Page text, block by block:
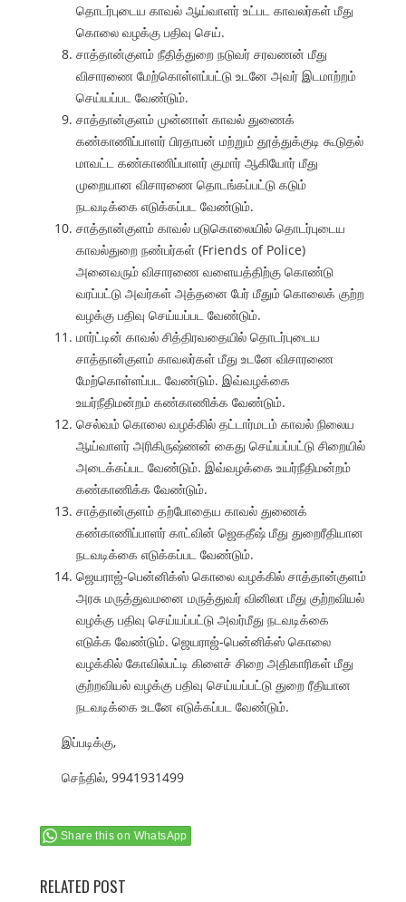
தொடர்புடைய காவல் ஆய்வாளர் உட்பட காவலர்கள் மீது
கொலை வழக்கு பதிவு செய்.
சாத்தான்குளம் நீதித்துறை நடுவர் சரவணன் மீது
விசாரணை மேற்கொள்ளப்பட்டு உடனே அவர் இடமாற்றம்
செய்யப்பட வேண்டும்.
சாத்தான்குளம் முன்னாள் காவல் துணைக்
கண்காணிப்பாளர் பிரதாபன் மற்றும் தூத்துக்குடி கூடுதல்
மாவட்ட கண்காணிப்பாளர் குமார் ஆகியோர் மீது
முறையான விசாரணை தொடங்கப்பட்டு கடும்
நடவடிக்கை எடுக்கப்பட வேண்டும்.
சாத்தான்குளம் காவல் படுகொலையில் தொடர்புடைய
காவல்துறை நண்பர்கள் (Friends of Police)
அனைவரும் விசாரணை வளையத்திற்கு கொண்டு
வரப்பட்டு அவர்கள் அத்தனை பேர் மீதும் கொலைக் குற்ற
வழக்கு பதிவு செய்யப்பட வேண்டும்.
மார்ட்டின் காவல் சித்திரவதையில் தொடர்புடைய
சாத்தான்குளம் காவலர்கள் மீது உடனே விசாரணை
மேற்கொள்ளப்பட வேண்டும். இவ்வழக்கை
உயர்நீதிமன்றம் கண்காணிக்க வேண்டும்.
செல்வம் கொலை வழக்கில் தட்டார்மடம் காவல் நிலைய
ஆய்வாளர் அரிகிருஷ்ணன் கைது செய்யப்பட்டு சிறையில்
அடைக்கப்பட வேண்டும். இவ்வழக்கை உயர்நீதிமன்றம்
கண்காணிக்க வேண்டும்.
சாத்தான்குளம் தற்போதைய காவல் துணைக்
கண்காணிப்பாளர் காட்வின் ஜெகதீஷ் மீது துறைரீதியான
நடவடிக்கை எடுக்கப்பட வேண்டும்.
ஜெயராஜ்-பென்னிக்ஸ் கொலை வழக்கில் சாத்தான்குளம்
அரசு மருத்துவமனை மருத்துவர் வினிலா மீது குற்றவியல்
வழக்கு பதிவு செய்யப்பட்டு அவர்மீது நடவடிக்கை
எடுக்க வேண்டும். ஜெயராஜ்-பென்னிக்ஸ் கொலை
வழக்கில் கோவில்பட்டி கிளைச் சிறை அதிகாரிகள் மீது
குற்றவியல் வழக்கு பதிவு செய்யப்பட்டு துறை ரீதியான
நடவடிக்கை உடனே எடுக்கப்பட வேண்டும்.
இப்படிக்கு,
செந்தில், 9941931499
Share this on WhatsApp
RELATED POST